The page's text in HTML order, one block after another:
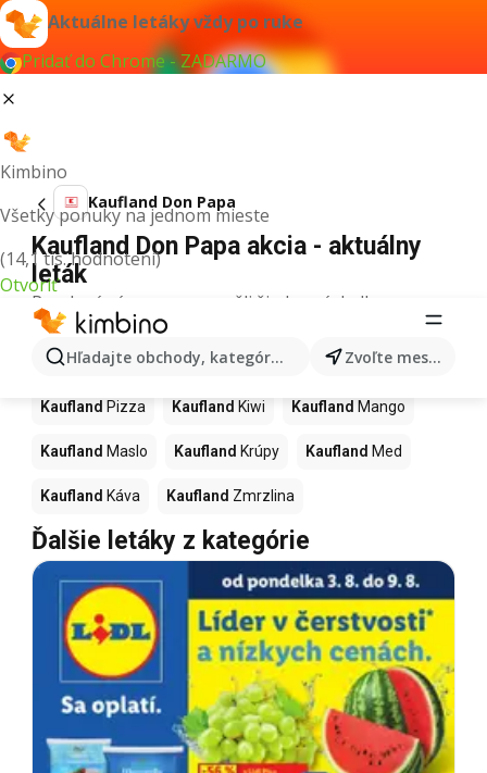
Aktuálne letáky vždy po ruke
Pridať do Chrome - ZADARMO
Kimbino
Všetky ponuky na jednom mieste
(14,1 tis. hodnotení)
Otvoriť
Hľadajte obchody, kategórie, produkty... Zvoľte mesto
Kaufland Don Papa
Kaufland Don Papa akcia - aktuálny
leták
Pre daný výraz sme nenašli žiadne výsledky.
Ďalšie produkty v obchodoch
Kaufland
Kaufland Pizza Kaufland Kiwi Kaufland Mango
Kaufland Maslo Kaufland Krúpy Kaufland Med
Kaufland Káva Kaufland Zmrzlina
Ďalšie letáky z kategórie